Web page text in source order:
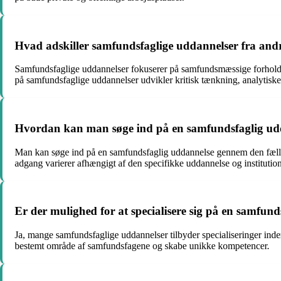
Hvad adskiller samfundsfaglige uddannelser fra
Samfundsfaglige uddannelser fokuserer på samfundsmæssige
på samfundsfaglige uddannelser udvikler kritisk tænkning,
Hvordan kan man søge ind på en samfundsfaglig
Man kan søge ind på en samfundsfaglig uddannelse gennem den
adgang varierer afhængigt af den specifikke uddannelse og
Er der mulighed for at specialisere sig på en
Ja, mange samfundsfaglige uddannelser tilbyder specialiseringer
bestemt område af samfundsfagene og skabe unikke kompetencer.